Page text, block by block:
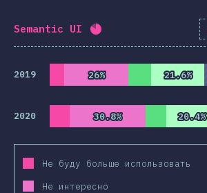
Semantic UI Процент заполнения:
2019 26%
26% 21.6%
21.6%
2020 30.8%
30.8% 20.4%
20.4%
Не буду больше использовать
Не интересно